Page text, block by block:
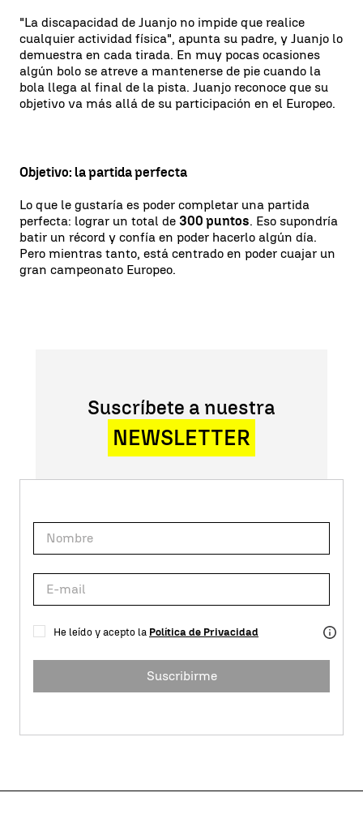
"La discapacidad de Juanjo no impide que realice
cualquier actividad física", apunta su padre, y Juanjo lo
demuestra en cada tirada. En muy pocas ocasiones
algún bolo se atreve a mantenerse de pie cuando la
bola llega al final de la pista. Juanjo reconoce que su
objetivo va más allá de su participación en el Europeo.
Objetivo: la partida perfecta
Lo que le gustaría es poder completar una partida
perfecta: lograr un total de 300 puntos. Eso supondría
batir un récord y confía en poder hacerlo algún día.
Pero mientras tanto, está centrado en poder cuajar un
gran campeonato Europeo.
Suscríbete a nuestra
NEWSLETTER
He leído y acepto la Política de Privacidad
Suscribirme